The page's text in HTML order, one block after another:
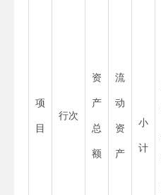
项
目
行次
资
产
总
额
流
动
资
产
小
计